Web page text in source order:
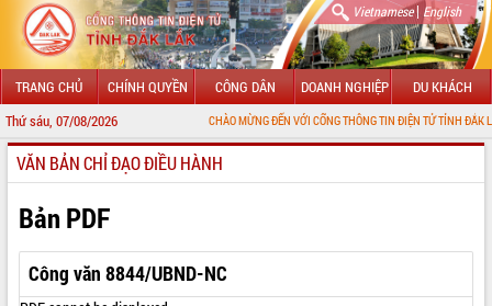
Vietnamese| English
TRANG CHỦ CHÍNH QUYỀN CÔNG DÂN DOANH NGHIỆP DU KHÁCH
Thứ sáu, 07/08/2026 CHÀO MỪNG ĐẾN VỚI CỔNG THÔNG TIN ĐIỆN TỬ TỈNH ĐẮK LẮK
GIỚI THIỆU
LÃNH ĐẠO UBND TỈNH
TIN TỨC SỰ KIỆN
SỞ, BAN, NGÀNH
VĂN BẢN CHỈ ĐẠO ĐIỀU HÀNH
Bản PDF
Công văn 8844/UBND-NC